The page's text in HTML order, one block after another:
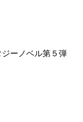
ーノベル第５弾